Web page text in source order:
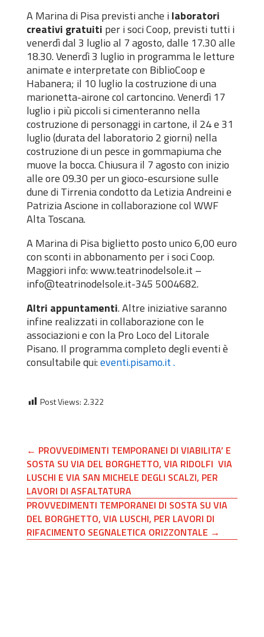
A Marina di Pisa previsti anche ilaboratori
creativi gratuiti per i soci Coop, previsti tutti i
venerdì dal 3 luglio al 7 agosto, dalle 17.30 alle
18.30. Venerdì 3 luglio in programma le letture
animate e interpretate con BiblioCoop e
Habanera; il 10 luglio la costruzione di una
marionetta-airone col cartoncino. Venerdì 17
luglio i più piccoli si cimenteranno nella
costruzione di personaggi in cartone, il 24 e 31
luglio (durata del laboratorio 2 giorni) nella
costruzione di un pesce in gommapiuma che
muove la bocca. Chiusura il 7 agosto con inizio
alle ore 09.30 per un gioco-escursione sulle
dune di Tirrenia condotto da Letizia Andreini e
Patrizia Ascione in collaborazione col WWF
Alta Toscana.
A Marina di Pisa biglietto posto unico 6,00 euro
con sconti in abbonamento per i soci Coop.
Maggiori info: www.teatrinodelsole.it –
info@teatrinodelsole.it-345 5004682.
Altri appuntamenti. Altre iniziative saranno
infine realizzati in collaborazione con le
associazioni e con la Pro Loco del Litorale
Pisano. Il programma completo degli eventi è
consultabile qui:eventi.pisamo.it .
Post Views: 2.322
← PROVVEDIMENTI TEMPORANEI DI VIABILITA’ E
SOSTA SU VIA DEL BORGHETTO, VIA RIDOLFI VIA
LUSCHI E VIA SAN MICHELE DEGLI SCALZI, PER
LAVORI DI ASFALTATURA
PROVVEDIMENTI TEMPORANEI DI SOSTA SU VIA
DEL BORGHETTO, VIA LUSCHI, PER LAVORI DI
RIFACIMENTO SEGNALETICA ORIZZONTALE →